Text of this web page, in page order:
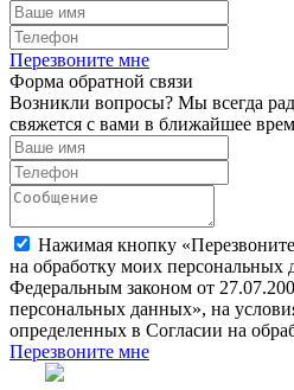
Перезвоните мне
Форма обратной связи
Возникли вопросы? Мы всегда
свяжется с вами в ближайшее
Нажимая кнопку
на обработку моих персональных
Федеральным законом от
персональных данных», на
определенных в Согласии на
Перезвоните мне